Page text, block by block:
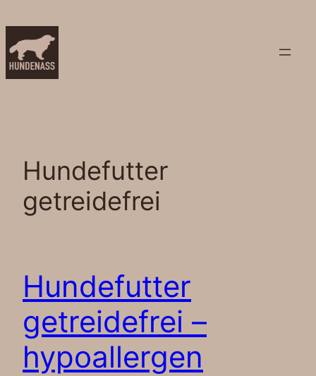
springen
Hundefutter
getreidefrei
Hundefutter
getreidefrei –
hypoallergen